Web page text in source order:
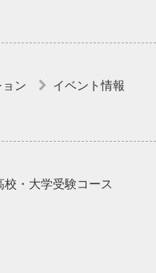
ン イベント情報
校・大学受験コース